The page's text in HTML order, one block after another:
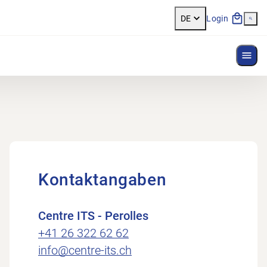
DE Login
Kontaktangaben
Centre ITS - Perolles
+41 26 322 62 62
info@centre-its.ch